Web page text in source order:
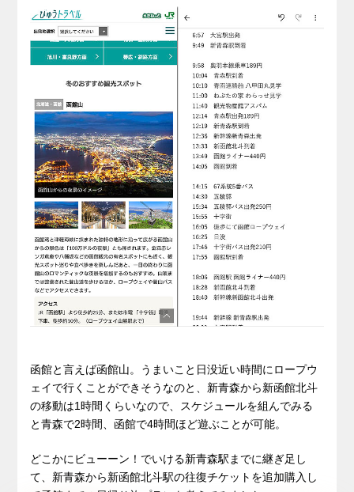
函館と言えば函館山。うまいこと日没近い時間にロープウ
ェイで行くことができそうなのと、新青森から新函館北斗
の移動は1時間くらいなので、スケジュールを組んでみる
と青森で2時間、函館で4時間ほど遊ぶことが可能。
どこかにビューーン！でいける新青森駅までに継ぎ足し
て、新青森から新函館北斗駅の往復チケットを追加購入し